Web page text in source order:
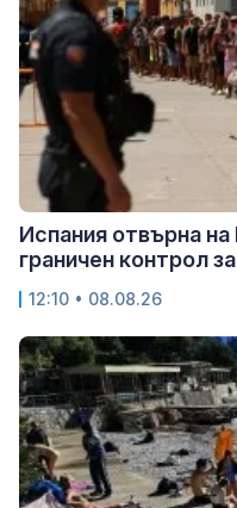
Испания отвърна
граничен контрол
12:10 • 08.08.26